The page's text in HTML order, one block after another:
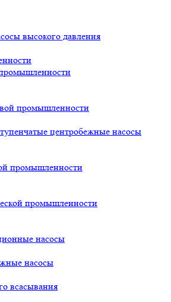
высокого давления
промышленности
центробежные насосы
промышленности
промышленности
насосы
насосы
всасывания